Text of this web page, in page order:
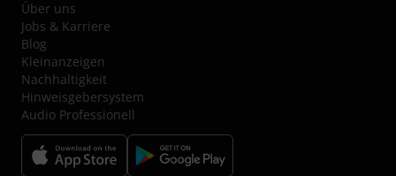
Über uns
Jobs & Karriere
Blog
Kleinanzeigen
Nachhaltigkeit
Hinweisgebersystem
Audio Professionell